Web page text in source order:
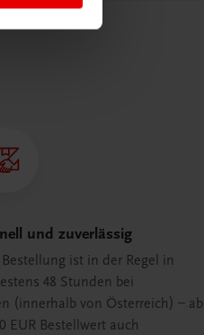
und zuverlässig
ist in der Regel in
48 Stunden bei
(innerhalb von Österreich) – ab
EUR Bestellwert auch